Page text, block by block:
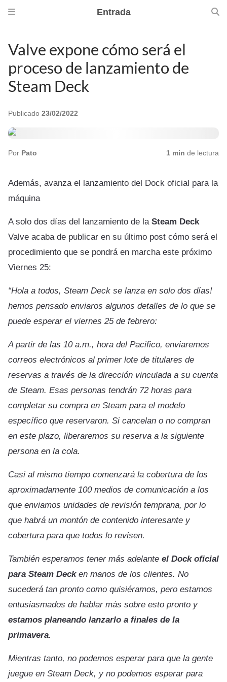
Entrada
Valve expone cómo será el
proceso de lanzamiento de
Steam Deck
Publicado 23/02/2022
Por Pato 1 min de lectura
Además, avanza el lanzamiento del Dock oficial para la
máquina
A solo dos días del lanzamiento de la Steam Deck
Valve acaba de publicar en su último post cómo será el
procedimiento que se pondrá en marcha este próximo
Viernes 25:
“Hola a todos, Steam Deck se lanza en solo dos días!
hemos pensado enviaros algunos detalles de lo que se
puede esperar el viernes 25 de febrero:
A partir de las 10 a.m., hora del Pacifico, enviaremos
correos electrónicos al primer lote de titulares de
reservas a través de la dirección vinculada a su cuenta
de Steam. Esas personas tendrán 72 horas para
completar su compra en Steam para el modelo
específico que reservaron. Si cancelan o no compran
en este plazo, liberaremos su reserva a la siguiente
persona en la cola.
Casi al mismo tiempo comenzará la cobertura de los
aproximadamente 100 medios de comunicación a los
que enviamos unidades de revisión temprana, por lo
que habrá un montón de contenido interesante y
cobertura para que todos lo revisen.
También esperamos tener más adelante el Dock oficial
para Steam Decken manos de los clientes. No
sucederá tan pronto como quisiéramos, pero estamos
entusiasmados de hablar más sobre esto pronto y
estamos planeando lanzarlo a finales de la
primavera.
Mientras tanto, no podemos esperar para que la gente
juegue en Steam Deck, y no podemos esperar para